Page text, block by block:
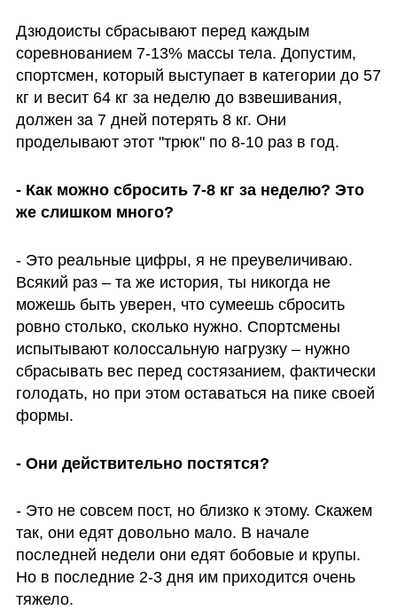
Дзюдоисты сбрасывают перед каждым
соревнованием 7-13% массы тела. Допустим,
спортсмен, который выступает в категории до 57
кг и весит 64 кг за неделю до взвешивания,
должен за 7 дней потерять 8 кг. Они
проделывают этот "трюк" по 8-10 раз в год.
- Как можно сбросить 7-8 кг за неделю? Это
же слишком много?
- Это реальные цифры, я не преувеличиваю.
Всякий раз – та же история, ты никогда не
можешь быть уверен, что сумеешь сбросить
ровно столько, сколько нужно. Спортсмены
испытывают колоссальную нагрузку – нужно
сбрасывать вес перед состязанием, фактически
голодать, но при этом оставаться на пике своей
формы.
- Они действительно постятся?
- Это не совсем пост, но близко к этому. Скажем
так, они едят довольно мало. В начале
последней недели они едят бобовые и крупы.
Но в последние 2-3 дня им приходится очень
тяжело.